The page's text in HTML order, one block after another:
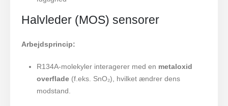
Halvleder (MOS) sensorer
Arbejdsprincip:
R134A-molekyler interagerer med en metaloxid
overflade(f.eks. SnO₂), hvilket ændrer dens
modstand.